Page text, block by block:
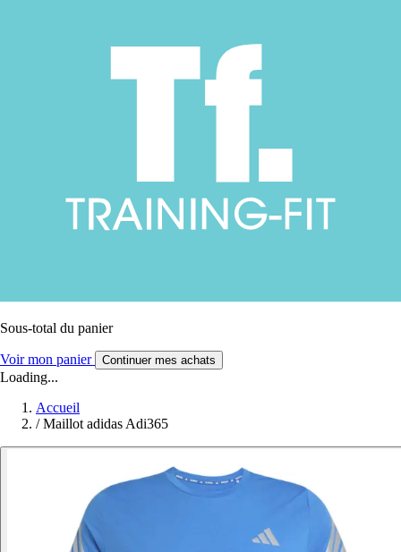
Sous-total du panier
Voir mon panier Continuer mes achats
Loading...
Accueil
/ Maillot adidas Adi365